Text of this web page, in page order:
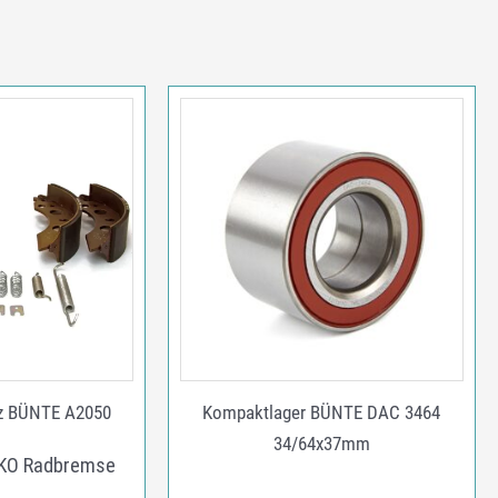
A2050
Radbremse
Kompaktlager BÜNTE DAC 3464
34/64x37mm